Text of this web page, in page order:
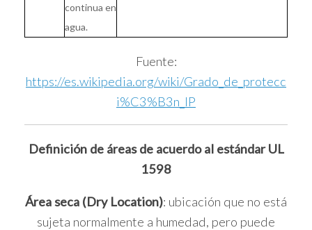
continua en
agua.
Fuente:
https://es.wikipedia.org/wiki/Grado_de_protecc
i%C3%B3n_IP
Definición de áreas de acuerdo al estándar UL
1598
Área seca (Dry Location): ubicación que no está
sujeta normalmente a humedad, pero puede